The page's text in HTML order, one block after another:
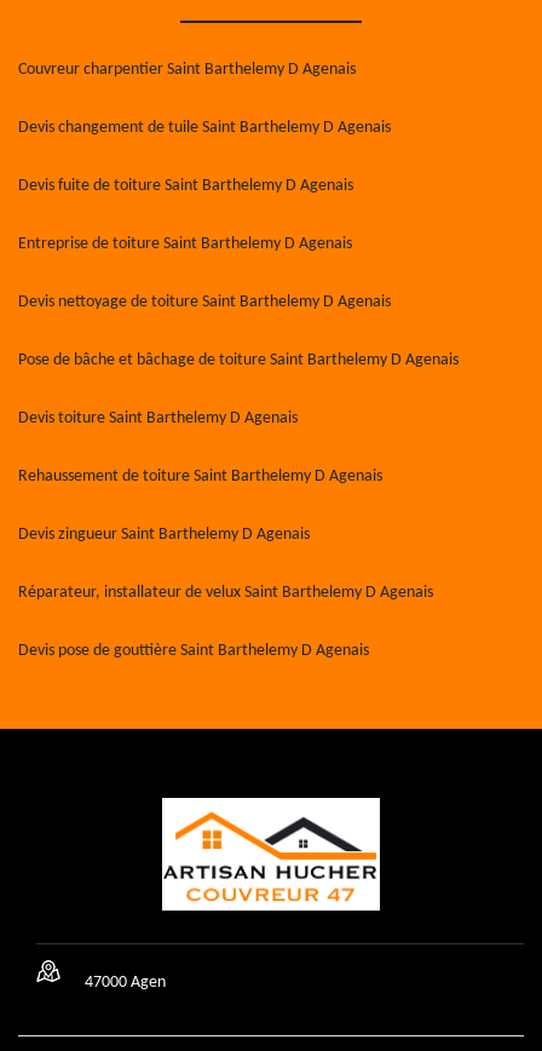
Couvreur charpentier Saint Barthelemy D Agenais
Devis changement de tuile Saint Barthelemy D Agenais
Devis fuite de toiture Saint Barthelemy D Agenais
Entreprise de toiture Saint Barthelemy D Agenais
Devis nettoyage de toiture Saint Barthelemy D Agenais
Pose de bâche et bâchage de toiture Saint Barthelemy D Agenais
Devis toiture Saint Barthelemy D Agenais
Rehaussement de toiture Saint Barthelemy D Agenais
Devis zingueur Saint Barthelemy D Agenais
Réparateur, installateur de velux Saint Barthelemy D Agenais
Devis pose de gouttière Saint Barthelemy D Agenais
47000 Agen